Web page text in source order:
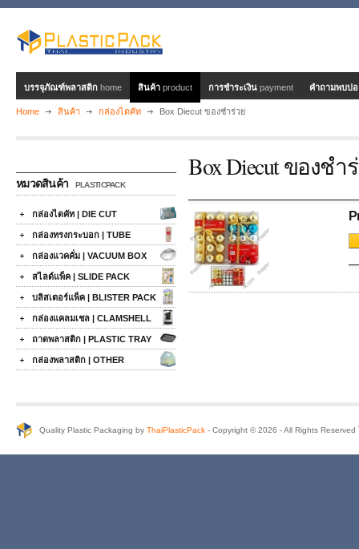
บรรจุภัณฑ์พลาสติก home สินค้า product การชำระเงิน payment คำถามพบบ่
Home สินค้า กล่องไดคัท Box Diecut ของชำร่วย
หมวดสินค้า PLASTICPACK
กล่องไดคัท | DIE CUT
กล่องทรงกระบอก | TUBE
กล่องแวคคั่ม | VACUUM BOX
สไลด์แพ็ค | SLIDE PACK
บลิสเตอร์แพ็ค | BLISTER PACK
กล่องแคลมเชล | CLAMSHELL
ถาดพลาสติก | PLASTIC TRAY
กล่องพลาสติก | OTHER
Box Diecut ของชำ
Quality Plastic Packaging by ThaiPlasticPack - Copyright © 2026 - All Rights